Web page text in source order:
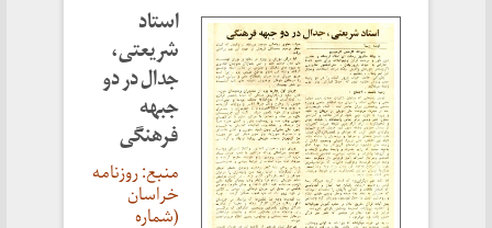
استاد
شریعتی،
جدال در دو
جبهه
فرهنگی
منبع: روزنامه
خراسان
(شماره